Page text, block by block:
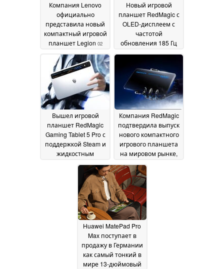
Компания Lenovo
официально
представила новый
компактный игровой
планшет Legion 02
July 2026
Новый игровой
планшет RedMagic с
OLED-дисплеем с
частотой
обновления 185 Гц
однако только в
качестве импортной
продукции 01 July 2026
Вышел игровой
планшет RedMagic
Gaming Tablet 5 Pro с
поддержкой Steam и
жидкостным
30 June
Компания RedMagic
подтвердила выпуск
нового компактного
игрового планшета
на мировом рынке,
системой
жидкостного
охлаждения и OLED-
дисплеем с частотой
обновления 185 Гц
June 2026
Huawei MatePad Pro
Max поступает в
продажу в Германии
как самый тонкий в
мире 13-дюймовый